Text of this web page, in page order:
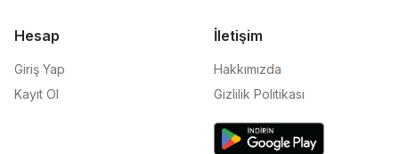
Hesap
Giriş Yap
Kayıt Ol
İletişim
Hakkımızda
Gizlilik Politikası